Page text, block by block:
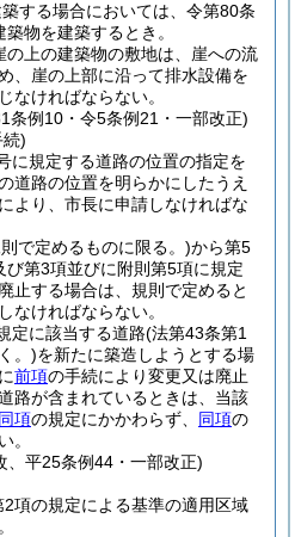
する場合においては、令第80条
物を建築するとき。
の上の建築物の敷地は、崖への流
、崖の上部に沿って排水設備を
なければならない。
条例10・令5条例21・一部改正)
)
に規定する道路の位置の指定を
道路の位置を明らかにしたうえ
より、市長に申請しなければな
で定めるものに限る。)から第5
第3項並びに附則第5項に規定
止する場合は、規則で定めると
なければならない。
定に該当する道路(法第43条第1
。)を新たに築造しようとする場
前項の手続により変更又は廃止
路が含まれているときは、当該
同項の規定にかかわらず、 同項の
。
、平25条例44・一部改正)
項の規定による基準の適用区域